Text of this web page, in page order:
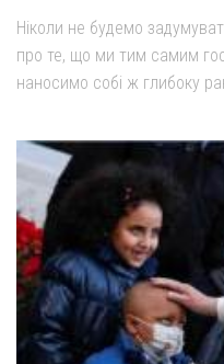
Ніколи не будемо
про те, що ми тим самим
наносимо собі ж глибоку